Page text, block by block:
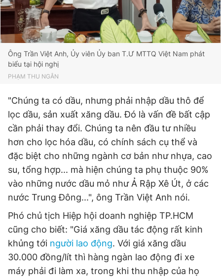
Ông Trần Việt Anh, Ủy viên Ủy ban T.Ư MTTQ Việt Nam phát
biểu tại hội nghị
PHẠM THU NGÂN
"Chúng ta có dầu, nhưng phải nhập dầu thô để
lọc dầu, sản xuất xăng dầu. Đó là vấn đề bất cập
cần phải thay đổi. Chúng ta nên đầu tư nhiều
hơn cho lọc hóa dầu, có chính sách cụ thể và
đặc biệt cho những ngành cơ bản như nhựa, cao
su, tổng hợp... mà hiện chúng ta phụ thuộc 90%
vào những nước dầu mỏ như Ả Rập Xê Út, ở các
nước Trung Đông...", ông Trần Việt Anh nói.
Phó chủ tịch Hiệp hội doanh nghiệp TP.HCM
cũng cho biết: "Giá xăng dầu tác động rất kinh
khủng tới người lao động. Với giá xăng dầu
30.000 đồng/lít thì hàng ngàn lao động đi xe
máy phải đi làm xa, trong khi thu nhập của họ